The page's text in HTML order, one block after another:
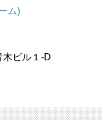
ム)
ビル１-D